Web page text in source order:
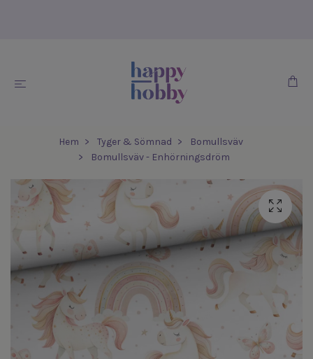
Hem Tyger & Sömnad
Bomullsväv
Bomullsväv - Enhörningsdröm